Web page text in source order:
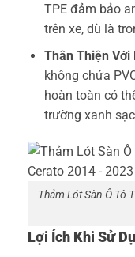
TPE đảm bảo
trên xe, dù là
Thân Thiện Với
không chứa
hoàn toàn có
trường xanh
Thảm Lót Sàn Ô Tô
Lợi Ích Khi Sử